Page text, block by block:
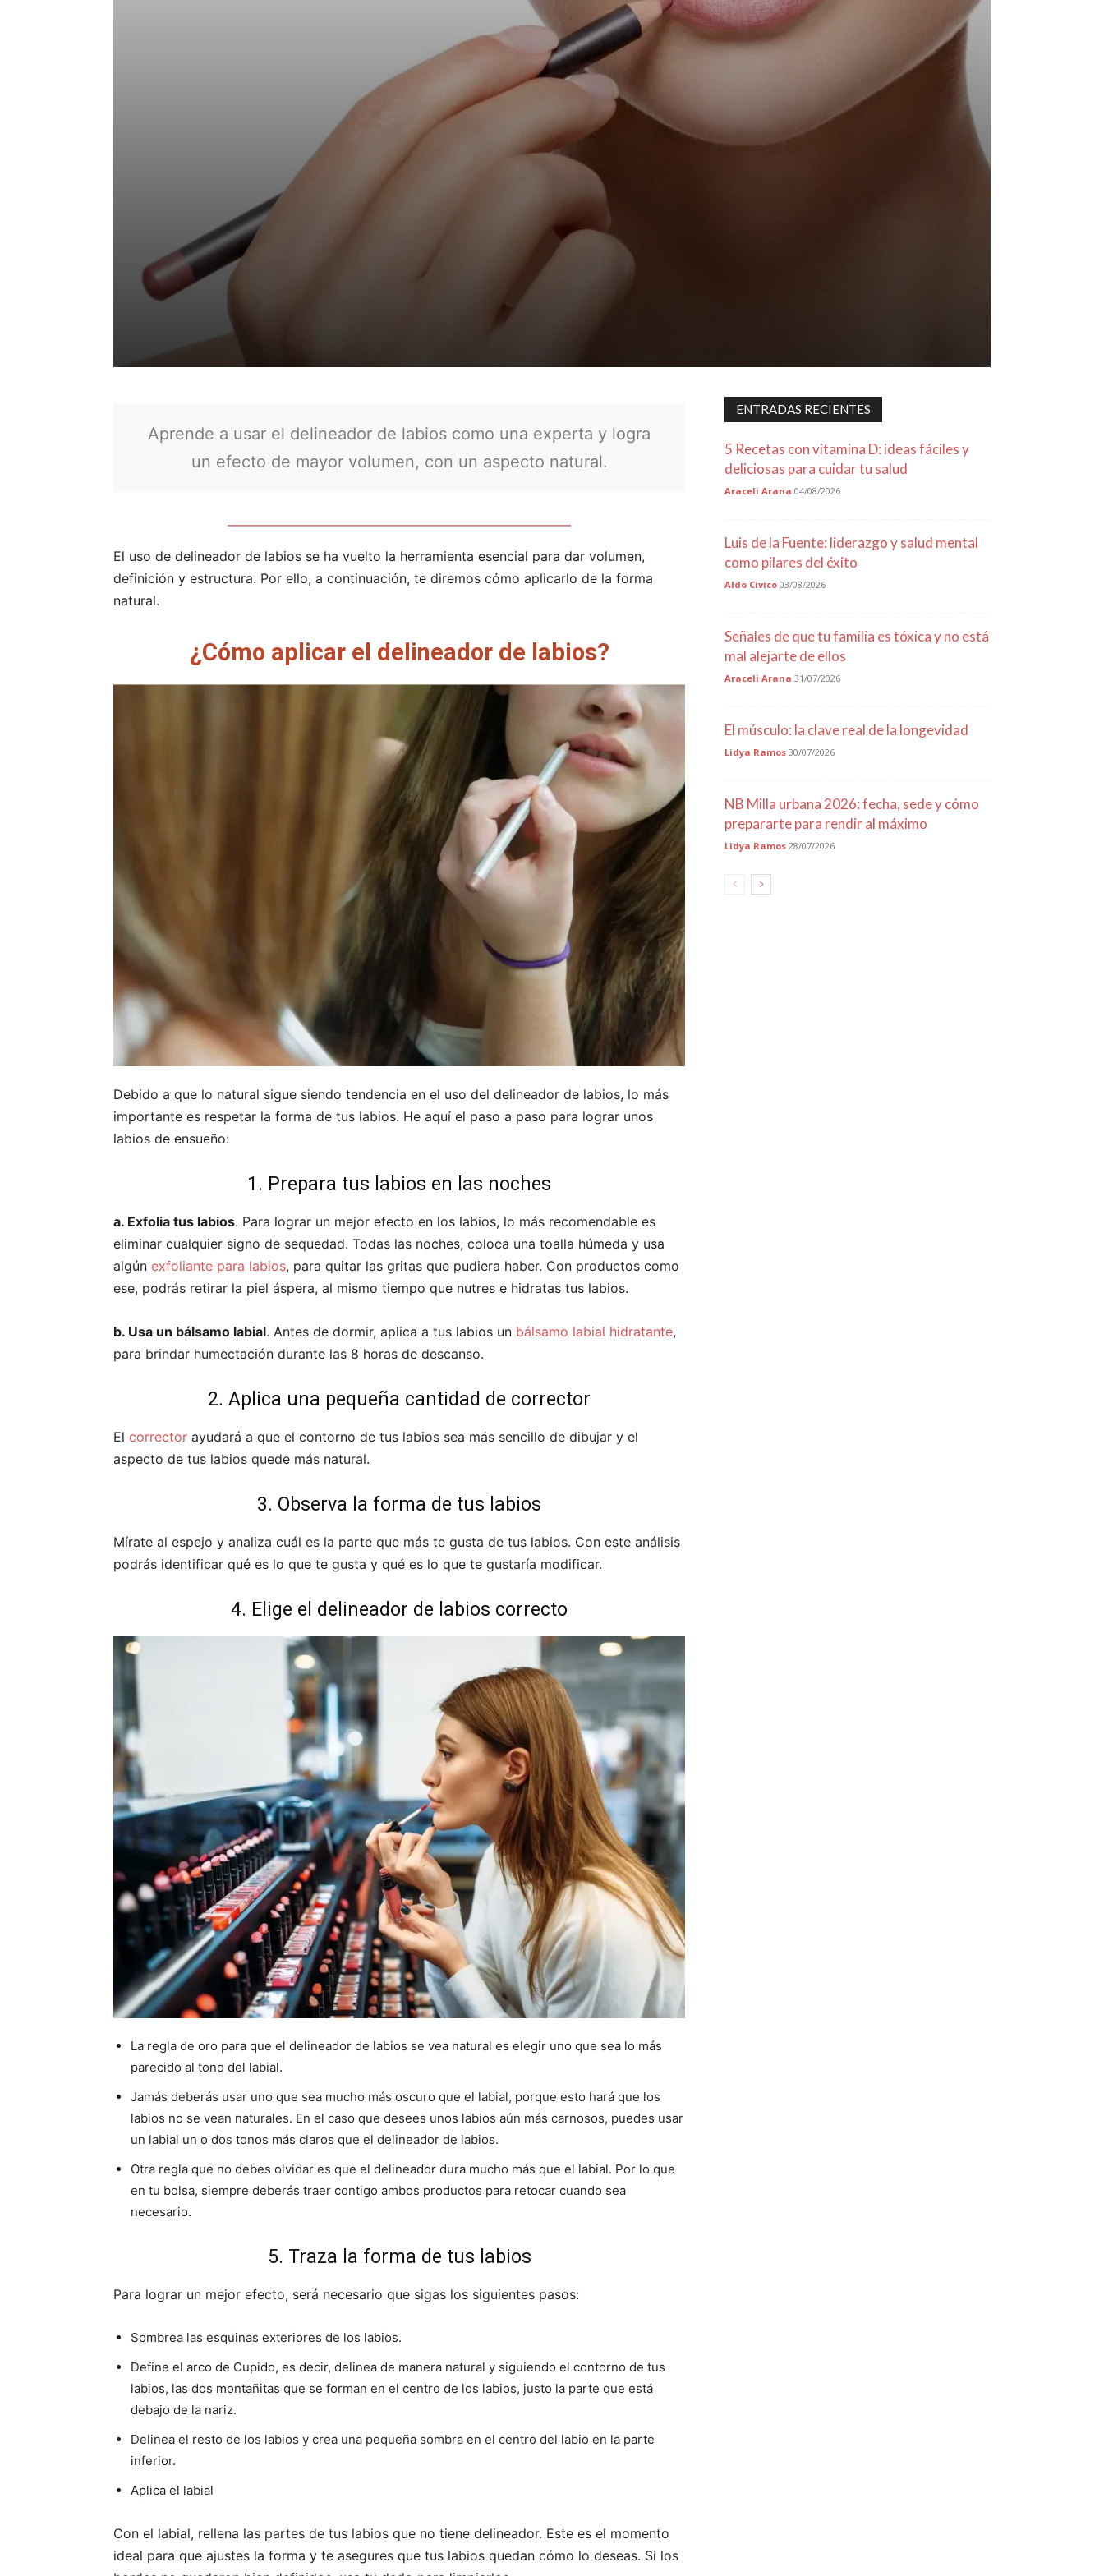
Aprende a usar el delineador de labios como una experta y logra
un efecto de mayor volumen, con un aspecto natural.
El uso de delineador de labios se ha vuelto la herramienta esencial para dar volumen,
definición y estructura. Por ello, a continuación, te diremos cómo aplicarlo de la forma
natural.
¿Cómo aplicar el delineador de labios?
Debido a que lo natural sigue siendo tendencia en el uso del delineador de labios, lo más
importante es respetar la forma de tus labios. He aquí el paso a paso para lograr unos
labios de ensueño:
1. Prepara tus labios en las noches
a. Exfolia tus labios. Para lograr un mejor efecto en los labios, lo más recomendable es
eliminar cualquier signo de sequedad. Todas las noches, coloca una toalla húmeda y usa
algún exfoliante para labios, para quitar las gritas que pudiera haber. Con productos como
ese, podrás retirar la piel áspera, al mismo tiempo que nutres e hidratas tus labios.
b. Usa un bálsamo labial. Antes de dormir, aplica a tus labios un bálsamo labial hidratante,
para brindar humectación durante las 8 horas de descanso.
2. Aplica una pequeña cantidad de corrector
El corrector ayudará a que el contorno de tus labios sea más sencillo de dibujar y el
aspecto de tus labios quede más natural.
3. Observa la forma de tus labios
Mírate al espejo y analiza cuál es la parte que más te gusta de tus labios. Con este análisis
podrás identificar qué es lo que te gusta y qué es lo que te gustaría modificar.
4. Elige el delineador de labios correcto
La regla de oro para que el delineador de labios se vea natural es elegir uno que sea lo más
parecido al tono del labial.
Jamás deberás usar uno que sea mucho más oscuro que el labial, porque esto hará que los
labios no se vean naturales. En el caso que desees unos labios aún más carnosos, puedes usar
un labial un o dos tonos más claros que el delineador de labios.
Otra regla que no debes olvidar es que el delineador dura mucho más que el labial. Por lo que
en tu bolsa, siempre deberás traer contigo ambos productos para retocar cuando sea
necesario.
5. Traza la forma de tus labios
Para lograr un mejor efecto, será necesario que sigas los siguientes pasos:
Sombrea las esquinas exteriores de los labios.
Define el arco de Cupido, es decir, delinea de manera natural y siguiendo el contorno de tus
labios, las dos montañitas que se forman en el centro de los labios, justo la parte que está
debajo de la nariz.
Delinea el resto de los labios y crea una pequeña sombra en el centro del labio en la parte
inferior.
Aplica el labial
Con el labial, rellena las partes de tus labios que no tiene delineador. Este es el momento
ideal para que ajustes la forma y te asegures que tus labios quedan cómo lo deseas. Si los
ENTRADAS RECIENTES
5 Recetas con vitamina D: ideas fáciles y
deliciosas para cuidar tu salud
Araceli Arana 04/08/2026
Luis de la Fuente: liderazgo y salud mental
como pilares del éxito
Aldo Civico 03/08/2026
Señales de que tu familia es tóxica y no está
mal alejarte de ellos
Araceli Arana 31/07/2026
El músculo: la clave real de la longevidad
Lidya Ramos 30/07/2026
NB Milla urbana 2026: fecha, sede y cómo
prepararte para rendir al máximo
Lidya Ramos 28/07/2026